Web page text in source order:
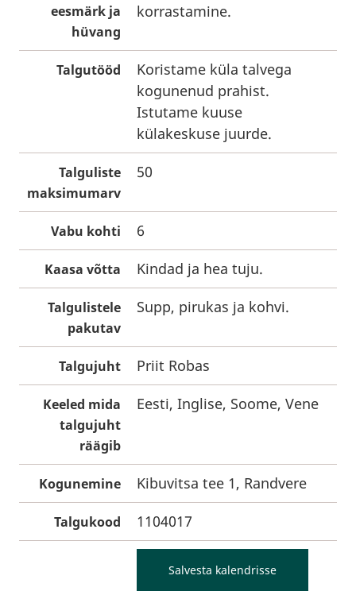
eesmärk ja
hüvang
korrastamine.
Talgutööd
Koristame küla talvega
kogunenud prahist.
Istutame kuuse
külakeskuse juurde.
Talguliste
maksimumarv
50
Vabu kohti 6
Kaasa võtta Kindad ja hea tuju.
Talgulistele
pakutav
Supp, pirukas ja kohvi.
Talgujuht Priit Robas
Keeled mida
talgujuht
räägib
Eesti, Inglise, Soome, Vene
Kogunemine Kibuvitsa tee 1, Randvere
Talgukood 1104017
Salvesta kalendrisse